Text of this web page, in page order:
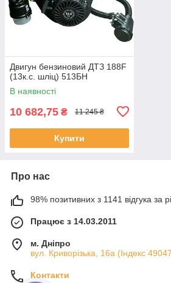
Двигун бензиновий ДТЗ 188F
(13к.с. шліц) 513БН
В наявності
10 682,75 ₴ 11 245 ₴
Купити
Про нас
98% позитивних з 1141 відгука за
Працює з 14.03.2011
м. Дніпро
вул. Криворізька, 16а (Індекс
Контакти